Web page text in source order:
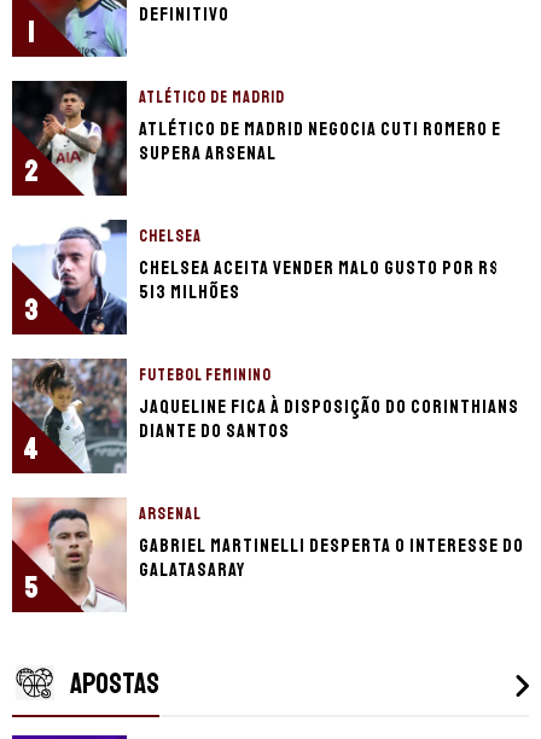
1
definitivo
2
ATLÉTICO DE MADRID
Atlético de Madrid negocia Cuti Romero e
supera Arsenal
3
CHELSEA
Chelsea aceita vender Malo Gusto por R$
513 milhões
4
FUTEBOL FEMININO
Jaqueline fica à disposição do Corinthians
diante do Santos
5
ARSENAL
Gabriel Martinelli desperta o interesse do
Galatasaray
APOSTAS